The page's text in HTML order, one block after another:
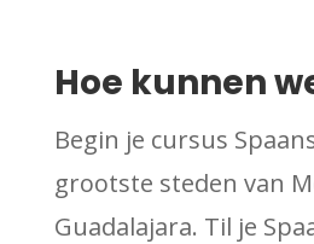
Hoe kunnen
Begin je cursus
grootste steden van
Guadalajara. Til je